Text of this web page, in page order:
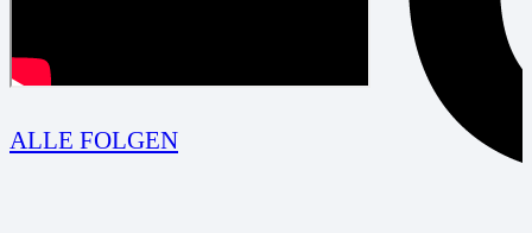
ALLE FOLGEN